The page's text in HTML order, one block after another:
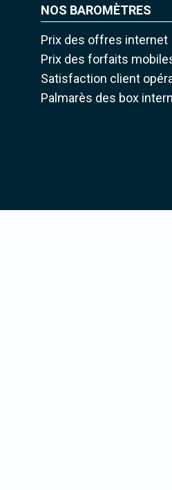
NOS BAROMÈTRES
Prix des offres internet
Prix des forfaits
Satisfaction client
Palmarès des box